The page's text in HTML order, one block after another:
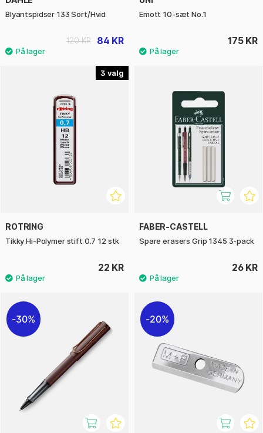
Blyantspidser 133 Sort/Hvid
84 KR
120 KR
Emott 10-sæt No.1
175 KR
3
ROTRING
Tikky Hi-Polymer stift 0.7 12 stk
22 KR
FABER-CASTELL
Spare erasers Grip 1345 3-pack
26 KR
30% 20%